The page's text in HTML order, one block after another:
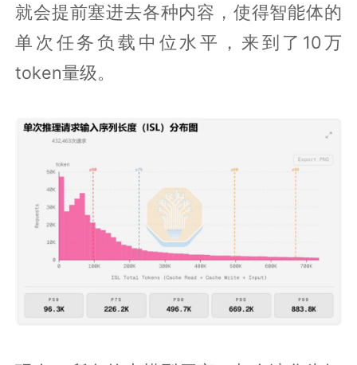
就会提前塞进去各种内容，使得智能体的
单次任务负载中位水平，来到了10万
token量级。